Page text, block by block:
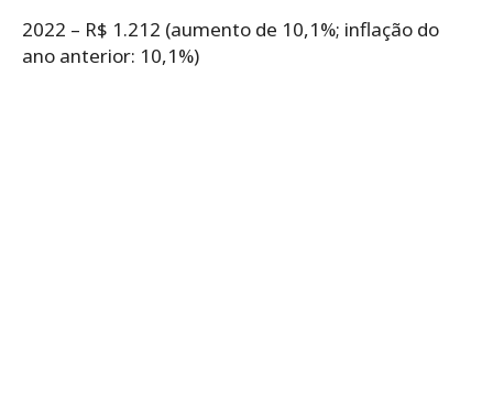
2022 – R$ 1.212 (aumento de 10,1%; inflação do
ano anterior: 10,1%)